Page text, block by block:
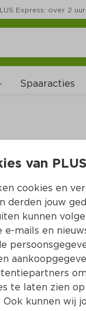
Express: over 2
Spaaracties
van PLUS
cookies en
derden jouw
kunnen
e-mails en
te laten zien
Ook kunnen wij